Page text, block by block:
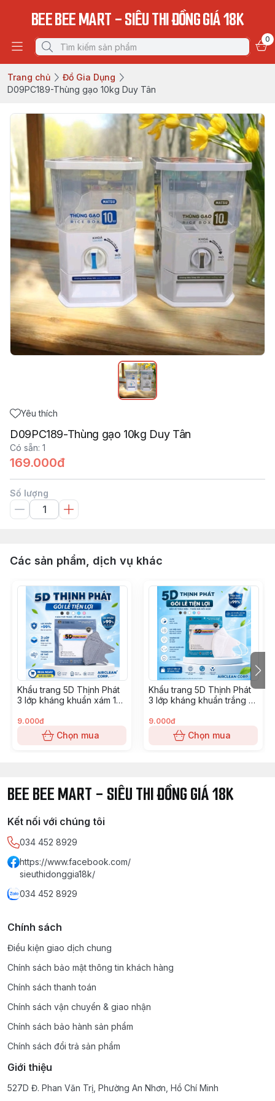
BEE BEE MART - SIÊU THI ĐỒNG GIÁ 18K
0
Trang chủ
Đồ Gia Dụng
D09PC189-Thùng gạo 10kg Duy Tân
Yêu thích
D09PC189-Thùng gạo 10kg Duy Tân
Có sẵn: 1
169.000đ
Số lượng
Các sản phẩm, dịch vụ khác
Khẩu trang 5D Thịnh Phát
3 lớp kháng khuẩn xám 10
9.000đ
Chọn mua
Khẩu trang 5D Thịnh Phát
3 lớp kháng khuẩn trắng 10
9.000đ
Chọn mua
BEE BEE MART - SIÊU THI ĐỒNG GIÁ 18K
Kết nối với chúng tôi
034 452 8929
https://www.facebook.com/
sieuthidonggia18k/
034 452 8929
Chính sách
Điều kiện giao dịch chung
Chính sách bảo mật thông tin khách hàng
Chính sách thanh toán
Chính sách vận chuyển & giao nhận
Chính sách bảo hành sản phẩm
Chính sách đổi trả sản phẩm
Giới thiệu
527D Đ. Phan Văn Trị, Phường An Nhơn, Hồ Chí Minh